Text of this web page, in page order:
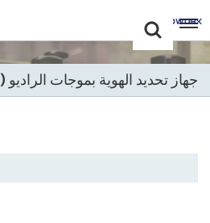
+86 -18681515767
English
جهاز تحديد الهوية بموجات الراديو (RFID)